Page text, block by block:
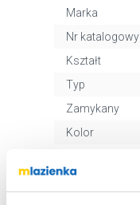
Marka
Nr katalogowy
Kształt
Typ
Zamykany
Kolor
opakowaniem